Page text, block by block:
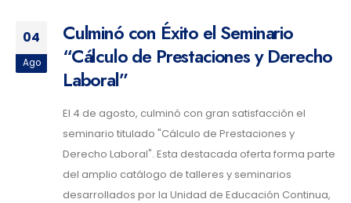
04
Ago
Culminó con Éxito el Seminario
“Cálculo de Prestaciones y Derecho
Laboral”
El 4 de agosto, culminó con gran satisfacción el
seminario titulado "Cálculo de Prestaciones y
Derecho Laboral". Esta destacada oferta forma parte
del amplio catálogo de talleres y seminarios
desarrollados por la Unidad de Educación Continua,